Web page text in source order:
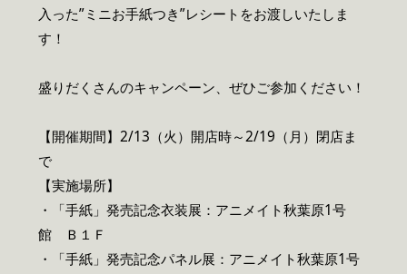
入った”ミニお手紙つき”レシートをお渡しいたしま
す！
盛りだくさんのキャンペーン、ぜひご参加ください！
【開催期間】2/13（火）開店時～2/19（月）閉店ま
で
【実施場所】
・「手紙」発売記念衣装展：アニメイト秋葉原1号
館 Ｂ１Ｆ
・「手紙」発売記念パネル展：アニメイト秋葉原1号